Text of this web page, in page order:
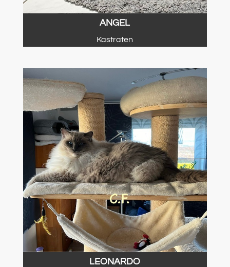
ANGEL
Kastraten
LEONARDO